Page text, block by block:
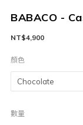
BABACO -
NT$4,900
顏色
數量